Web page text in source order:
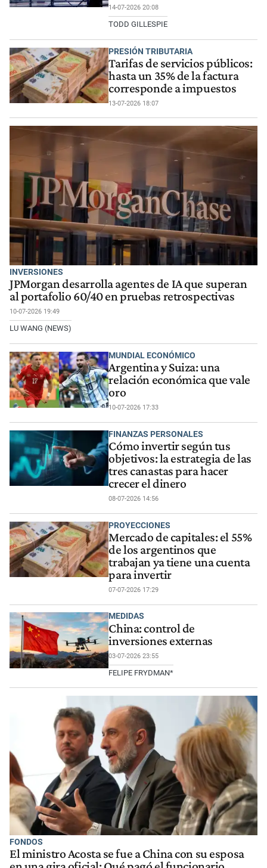
14-07-2026 20:08
TODD GILLESPIE
PRESIÓN TRIBUTARIA
Tarifas de servicios públicos:
hasta un 35% de la factura
corresponde a impuestos
13-07-2026 18:07
INVERSIONES
JPMorgan desarrolla agentes de IA que superan
al portafolio 60/40 en pruebas retrospectivas
10-07-2026 19:49
LU WANG (NEWS)
MUNDIAL ECONÓMICO
Argentina y Suiza: una
relación económica que vale
oro
10-07-2026 17:33
FINANZAS PERSONALES
Cómo invertir según tus
objetivos: la estrategia de las
tres canastas para hacer
crecer el dinero
08-07-2026 14:56
PROYECCIONES
Mercado de capitales: el 55%
de los argentinos que
trabajan ya tiene una cuenta
para invertir
07-07-2026 17:29
MEDIDAS
China: control de
inversiones externas
03-07-2026 23:55
FELIPE FRYDMAN*
FONDOS
El ministro Acosta se fue a China con su esposa